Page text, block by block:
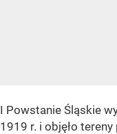
I Powstanie Śląskie
1919 r. i objęło